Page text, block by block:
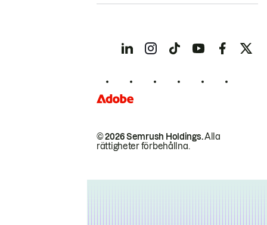
© 2026 Semrush Holdings.Alla
rättigheter förbehållna.